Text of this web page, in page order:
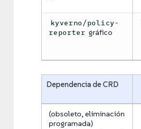
kyverno/policy-
reporter gráfico
Dependencia de CRD
(obsoleto, eliminación
programada)